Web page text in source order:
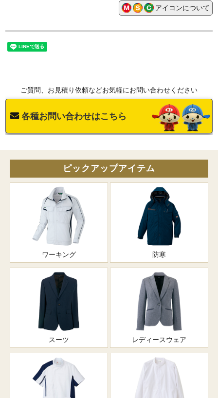
アイコンについて
ご質問、お見積り依頼などお気軽にお問い合わせください
各種お問い合わせはこちら
ピックアップアイテム
ワーキング 防寒
スーツ レディースウェア